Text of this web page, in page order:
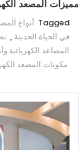
مميزات المصعد
Tagged أنواع
في الحياة الحديثة ,
المصاعد الكهربائية
مكونات المصعد